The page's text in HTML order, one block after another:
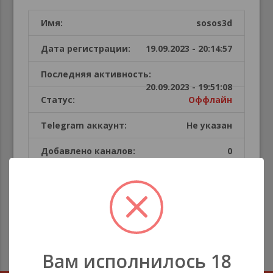
Имя: sosos3d
Дата регистрации: 19.09.2023 - 20:14:57
Последняя активность:
20.09.2023 - 19:51:08
Статус:
Оффлайн
Telegram аккаунт: Не указан
Добавлено каналов: 0
Публикации пользователя
В этой секции каналов нет
Вам исполнилось 18